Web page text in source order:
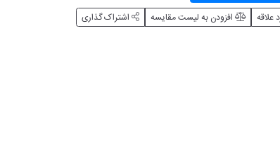
علاقه افزودن به لیست مقایسه اشتراک گذاری